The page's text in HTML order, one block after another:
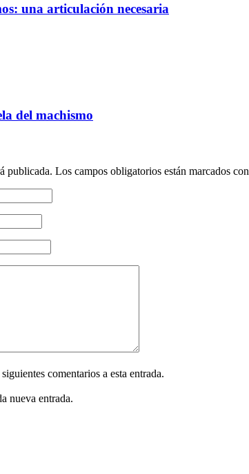
una articulación necesaria
del machismo
publicada. Los campos obligatorios están marcados con
comentarios a esta entrada.
nueva entrada.